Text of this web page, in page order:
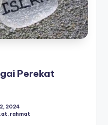
Perekat
2024
, rahmat